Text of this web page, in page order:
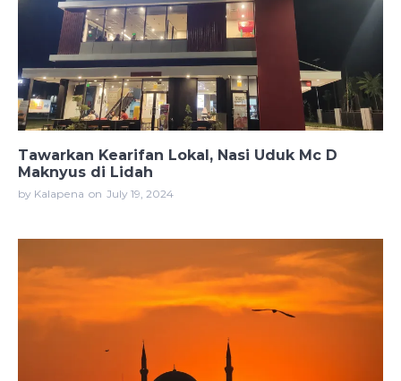
Tawarkan Kearifan Lokal, Nasi Uduk Mc D
Maknyus di Lidah
by Kalapena on July 19, 2024